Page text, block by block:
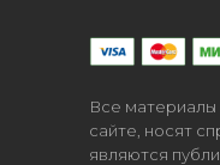
Все
сайте, носят
являются